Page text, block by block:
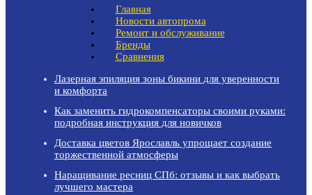
Главная
Новости автопрома
Ремонт и обслуживание
Бренды
Сравнения
Лазерная эпиляция зоны бикини для уверенности
и комфорта
Как заменить гидрокомпенсаторы своими руками:
подробная инструкция для новичков
Доставка цветов Ярославль упрощает создание
торжественной атмосферы
Наращивание ресниц СПб: отзывы и как выбрать
лучшего мастера